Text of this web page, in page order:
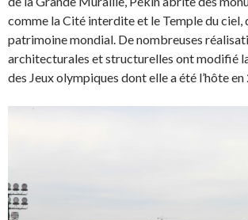
comme la Cité interdite et le Temple du ciel,
patrimoine mondial. De nombreuses
architecturales et structurelles ont modifié
des Jeux olympiques dont elle a été l’hôte en